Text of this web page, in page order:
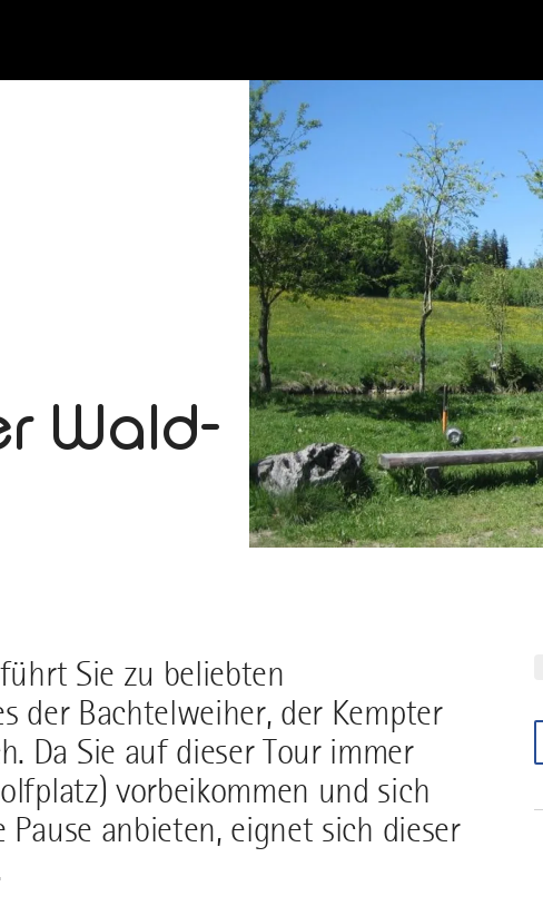
Wald-
Sie zu beliebten
der Bachtelweiher, der Kempter
Da Sie auf dieser Tour immer
vorbeikommen und sich
anbieten, eignet sich dieser